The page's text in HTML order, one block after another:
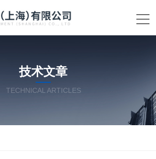
技术文章
TECHNICAL ARTICLES